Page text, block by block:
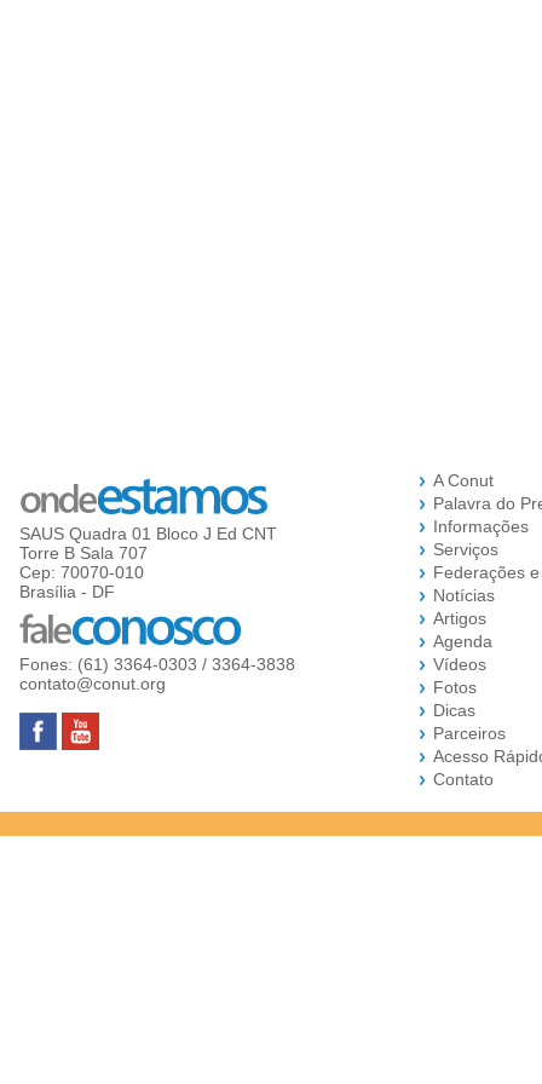
SAUS Quadra 01 Bloco J Ed CNT
Torre B Sala 707
Cep: 70070-010
Brasília - DF
Fones: (61) 3364-0303 / 3364-3838
contato@conut.org
A Conut
Palavra do
Informações
Serviços
Federações
Notícias
Artigos
Agenda
Vídeos
Fotos
Dicas
Parceiros
Acesso
Contato